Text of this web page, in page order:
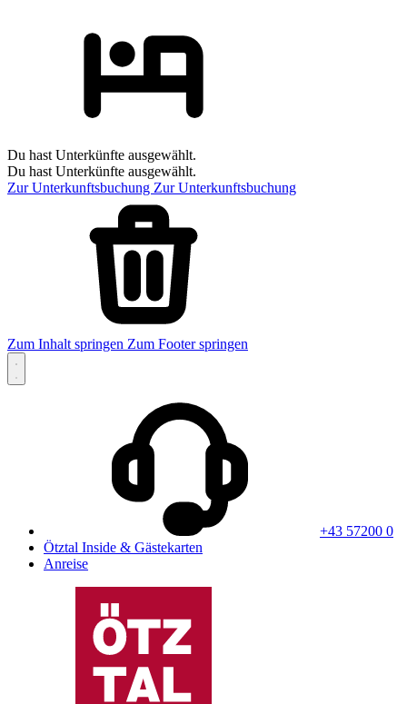
Du hast Unterkünfte ausgewählt.
Du hast Unterkünfte ausgewählt.
Zur Unterkunftsbuchung Zur Unterkunftsbuchung
Zum Inhalt springen Zum Footer springen
+43 57200 0
Ötztal Inside & Gästekarten
Anreise